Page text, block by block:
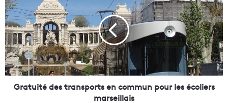
a
t
u
i
t
é
d
Gratuité des transports en commun pour les écoliers
marseillais